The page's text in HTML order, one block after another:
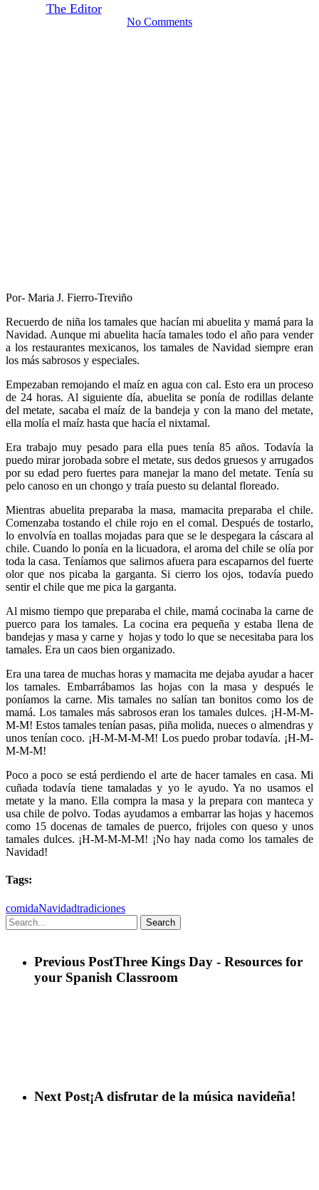
The EditorDecember 19, 2011
No Comments
Por- Maria J. Fierro-Treviño
Recuerdo de niña los tamales que hacían mi abuelita y mamá para la
Navidad. Aunque mi abuelita hacía tamales todo el año para vender
a los restaurantes mexicanos, los tamales de Navidad siempre eran
los más sabrosos y especiales.
Empezaban remojando el maíz en agua con cal. Esto era un proceso
de 24 horas. Al siguiente día, abuelita se ponía de rodillas delante
del metate, sacaba el maíz de la bandeja y con la mano del metate,
ella molía el maíz hasta que hacía el nixtamal.
Era trabajo muy pesado para ella pues tenía 85 años. Todavía la
puedo mirar jorobada sobre el metate, sus dedos gruesos y arrugados
por su edad pero fuertes para manejar la mano del metate. Tenía su
pelo canoso en un chongo y traía puesto su delantal floreado.
Mientras abuelita preparaba la masa, mamacita preparaba el chile.
Comenzaba tostando el chile rojo en el comal. Después de tostarlo,
lo envolvía en toallas mojadas para que se le despegara la cáscara al
chile. Cuando lo ponía en la licuadora, el aroma del chile se olía por
toda la casa. Teníamos que salirnos afuera para escaparnos del fuerte
olor que nos picaba la garganta. Si cierro los ojos, todavía puedo
sentir el chile que me pica la garganta.
Al mismo tiempo que preparaba el chile, mamá cocinaba la carne de
puerco para los tamales. La cocina era pequeña y estaba llena de
bandejas y masa y carne y hojas y todo lo que se necesitaba para los
tamales. Era un caos bien organizado.
Era una tarea de muchas horas y mamacita me dejaba ayudar a hacer
los tamales. Embarrábamos las hojas con la masa y después le
poníamos la carne. Mis tamales no salían tan bonitos como los de
mamá. Los tamales más sabrosos eran los tamales dulces. ¡H-M-M-
M-M! Estos tamales tenían pasas, piña molida, nueces o almendras y
unos tenían coco. ¡H-M-M-M-M! Los puedo probar todavía. ¡H-M-
M-M-M!
Poco a poco se está perdiendo el arte de hacer tamales en casa. Mi
cuñada todavía tiene tamaladas y yo le ayudo. Ya no usamos el
metate y la mano. Ella compra la masa y la prepara con manteca y
usa chile de polvo. Todas ayudamos a embarrar las hojas y hacemos
como 15 docenas de tamales de puerco, frijoles con queso y unos
tamales dulces. ¡H-M-M-M-M! ¡No hay nada como los tamales de
Navidad!
Tags:
comidaNavidadtradiciones
Search
Previous PostThree Kings Day - Resources for
your Spanish Classroom
Next Post¡A disfrutar de la música navideña!